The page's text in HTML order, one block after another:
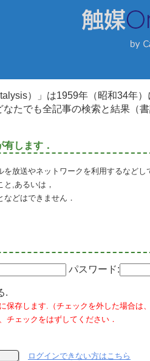
）」は1959年（昭和34年
なたでも全記事の検索と結果（
します．
を放送やネットワークを利用するなど
と,あるいは，
どはできません．
パスワード:
.
保存します.（チェックを外した場合は
チェックをはずしてください．
ログインできない方はこちら